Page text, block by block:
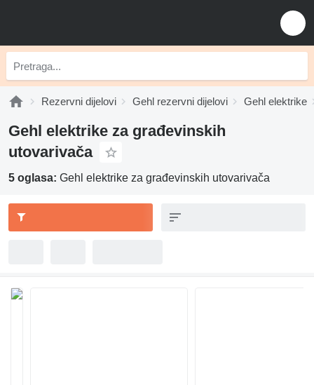
Rezervni dijelovi Gehl rezervni dijelovi Gehl elektrike
Gehl elektrike za građevinskih
utovarivača
5 oglasa: Gehl elektrike za građevinskih utovarivača